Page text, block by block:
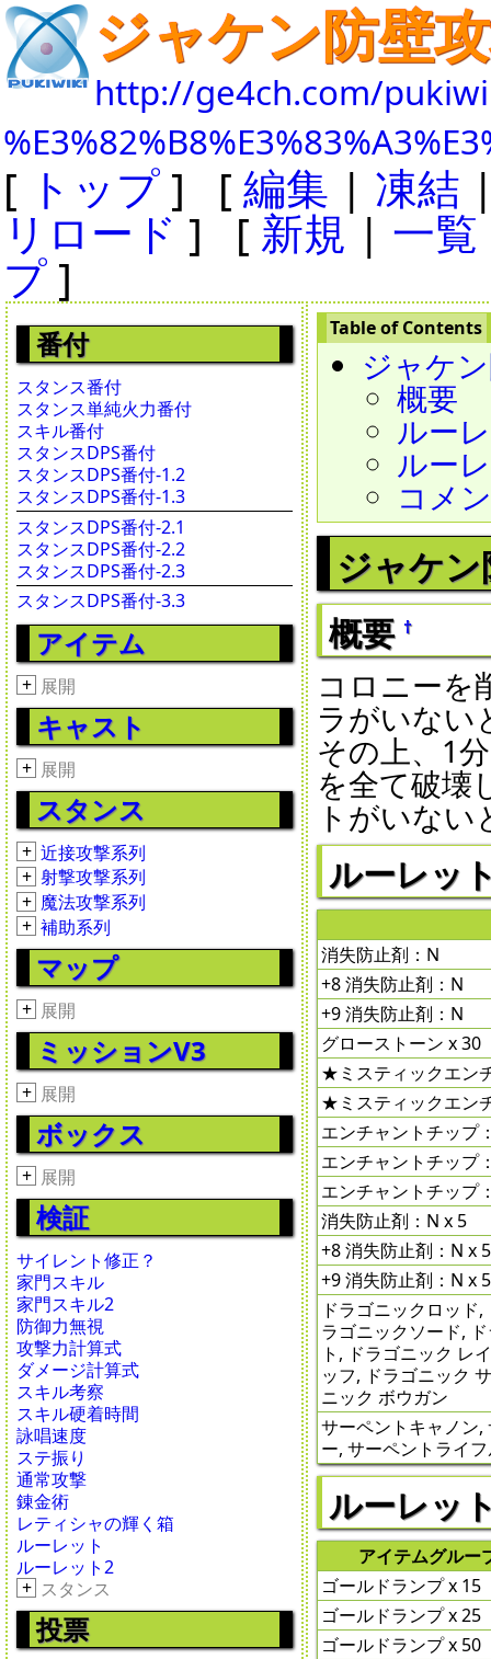
ジャケン防壁
http://ge4ch.com/
[ トップ ] [編集 | 凍結
リロード ] [ 新規| 一覧
プ ]
番付
スタンス番付
スタンス単純火力番付
スキル番付
スタンスDPS番付
スタンスDPS番付-1.2
スタンスDPS番付-1.3
スタンスDPS番付-2.1
スタンスDPS番付-2.2
スタンスDPS番付-2.3
スタンスDPS番付-3.3
アイテム
+ 展開
キャスト
+ 展開
スタンス
+ 近接攻撃系列
+ 射撃攻撃系列
+ 魔法攻撃系列
+ 補助系列
マップ
+ 展開
ミッションV3
+ 展開
ボックス
+ 展開
検証
サイレント修正？
家門スキル
家門スキル2
防御力無視
攻撃力計算式
ダメージ計算式
スキル考察
スキル硬着時間
詠唱速度
ステ振り
通常攻撃
錬金術
レティシャの輝く箱
ルーレット
ルーレット2
+ スタンス
投票
ジャケ
概要
ルー
ルー
コメ
ジャケ
概要 †
コロニーを
ラがいない
その上、1
を全て破壊
トがいな
ルーレッ
消失防止剤：N
+8 消失防止剤：N
+9 消失防止剤：N
グローストーン x 30
★ミスティックエン
★ミスティックエン
エンチャントチップ
エンチャントチップ
エンチャントチップ
消失防止剤：N x 5
+8 消失防止剤：N x 5
+9 消失防止剤：N x 5
ドラゴニックロッド
ラゴニックソード,
ト, ドラゴニック レ
ッフ, ドラゴニック
ニック ボウガン
サーペントキャノン
ー, サーペントライ
ルーレッ
アイテムグルー
ゴールドランプ x 15
ゴールドランプ x 25
ゴールドランプ x 50